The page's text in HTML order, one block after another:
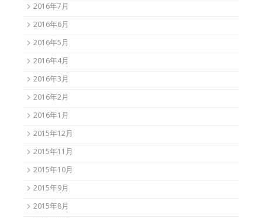
2016年7月
2016年6月
2016年5月
2016年4月
2016年3月
2016年2月
2016年1月
2015年12月
2015年11月
2015年10月
2015年9月
2015年8月